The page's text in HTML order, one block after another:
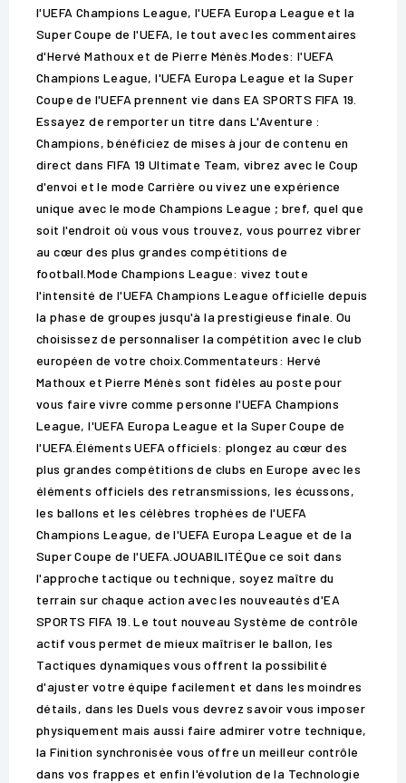
l'UEFA Champions League, l'UEFA Europa League et la
Super Coupe de l'UEFA, le tout avec les commentaires
d'Hervé Mathoux et de Pierre Ménès.Modes: l'UEFA
Champions League, l'UEFA Europa League et la Super
Coupe de l'UEFA prennent vie dans EA SPORTS FIFA 19.
Essayez de remporter un titre dans L'Aventure :
Champions, bénéficiez de mises à jour de contenu en
direct dans FIFA 19 Ultimate Team, vibrez avec le Coup
d'envoi et le mode Carrière ou vivez une expérience
unique avec le mode Champions League ; bref, quel que
soit l'endroit où vous vous trouvez, vous pourrez vibrer
au cœur des plus grandes compétitions de
football.Mode Champions League: vivez toute
l'intensité de l'UEFA Champions League officielle depuis
la phase de groupes jusqu'à la prestigieuse finale. Ou
choisissez de personnaliser la compétition avec le club
européen de votre choix.Commentateurs: Hervé
Mathoux et Pierre Ménès sont fidèles au poste pour
vous faire vivre comme personne l'UEFA Champions
League, l'UEFA Europa League et la Super Coupe de
l'UEFA.Éléments UEFA officiels: plongez au cœur des
plus grandes compétitions de clubs en Europe avec les
éléments officiels des retransmissions, les écussons,
les ballons et les célèbres trophées de l'UEFA
Champions League, de l'UEFA Europa League et de la
Super Coupe de l'UEFA.JOUABILITÉQue ce soit dans
l'approche tactique ou technique, soyez maître du
terrain sur chaque action avec les nouveautés d'EA
SPORTS FIFA 19. Le tout nouveau Système de contrôle
actif vous permet de mieux maîtriser le ballon, les
Tactiques dynamiques vous offrent la possibilité
d'ajuster votre équipe facilement et dans les moindres
détails, dans les Duels vous devrez savoir vous imposer
physiquement mais aussi faire admirer votre technique,
la Finition synchronisée vous offre un meilleur contrôle
dans vos frappes et enfin l'évolution de la Technologie